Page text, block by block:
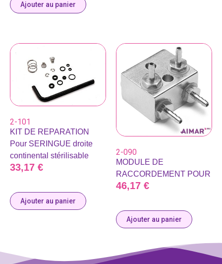
Ajouter au panier
2-101
KIT DE REPARATION
Pour SERINGUE droite
continental stérilisable
33,17 €
Ajouter au panier
2-090
MODULE DE
RACCORDEMENT POUR
46,17 €
Ajouter au panier